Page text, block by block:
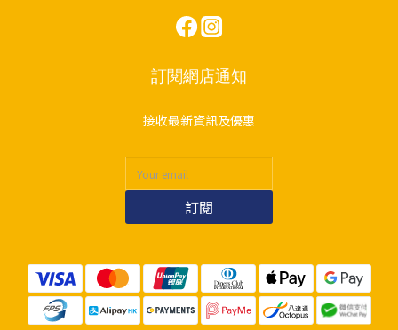
訂閱網店通知
接收最新資訊及優惠
訂閱